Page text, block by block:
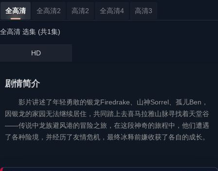
全高清 全高清2 高清2 全高清4 高清3
全高清 选集 (共1集)
HD
剧情简介
影片讲述了年轻勇敢的银龙Firedrake、山神Sorrel、孤儿Ben，
因银龙的家园无法继续居住，共同踏上去喜马拉雅山脉寻找着天堂谷
——传说中龙族避风港的冒险之旅，在这段神奇的旅程中，他们遭遇
了各种险境，并经历了友情危机，最终冰释前嫌收获了各自的成长。